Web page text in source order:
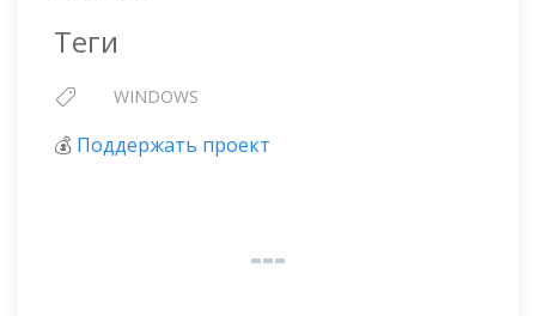
Теги
WINDOWS
💰 Поддержать проект